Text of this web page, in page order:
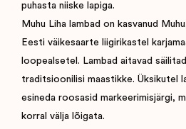
puhasta niiske lapiga.
Muhu Liha lambad on kasvanud
Eesti väikesaarte liigirikastel
loopealsetel. Lambad aitavad
traditsioonilisi maastikke. Üksikutel
esineda roosasid markeerimisjärgi,
korral välja lõigata.